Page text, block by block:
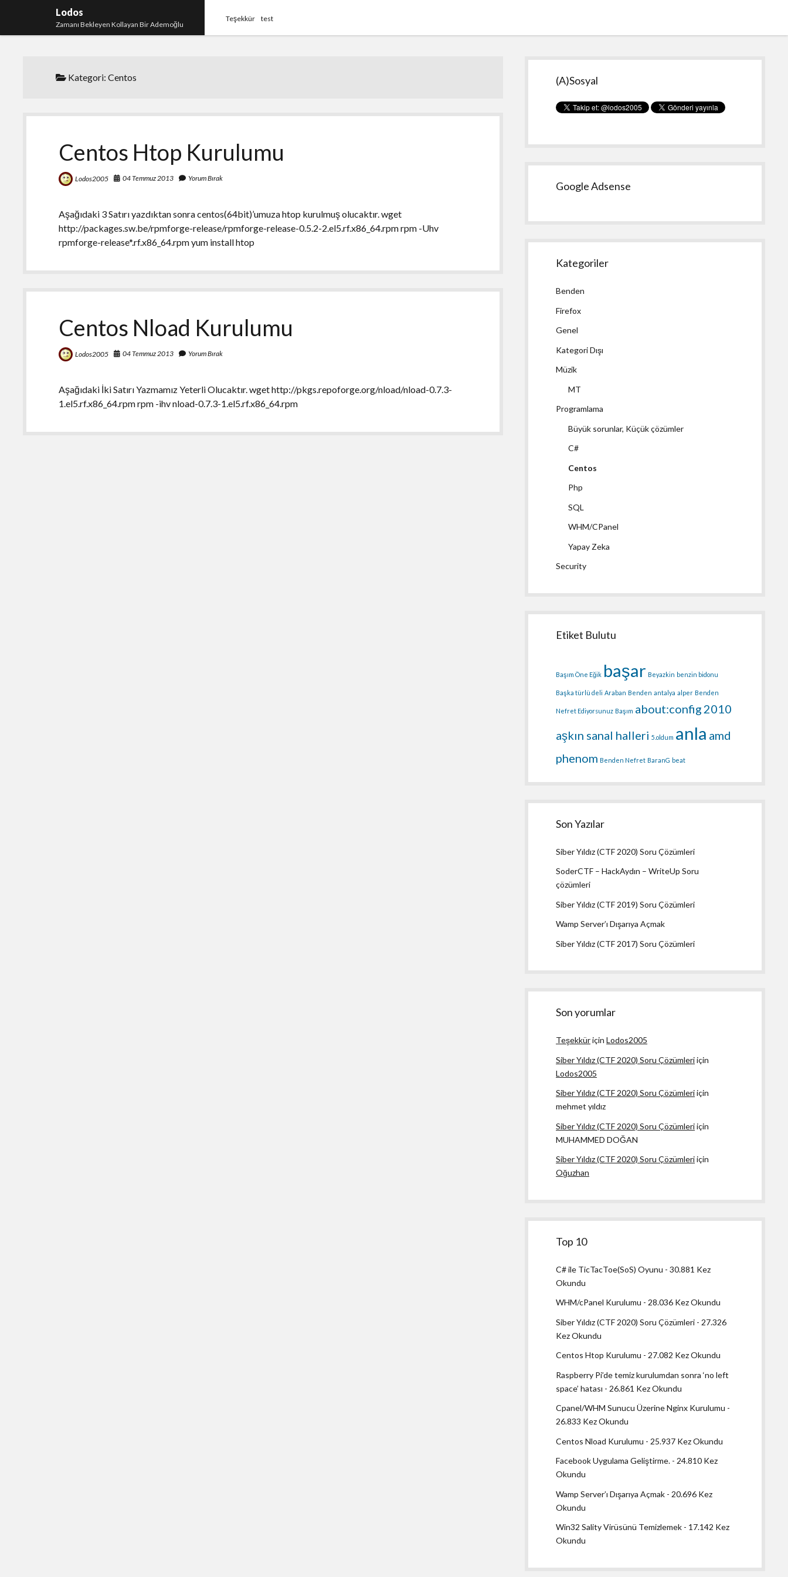
Lodos
Zamanı Bekleyen Kollayan Bir Ademoğlu
Teşekkür test
Kategori:Centos
Centos Htop Kurulumu
Lodos2005 04 Temmuz 2013 Yorum Bırak
Aşağıdaki 3 Satırı yazdıktan sonra centos(64bit)’umuza htop kurulmuş olucaktır. wget
http://packages.sw.be/rpmforge-release/rpmforge-release-0.5.2-2.el5.rf.x86_64.rpm rpm -Uhv
rpmforge-release*.rf.x86_64.rpm yum install htop
Centos Nload Kurulumu
Lodos2005 04 Temmuz 2013 Yorum Bırak
Aşağıdaki İki Satırı Yazmamız Yeterli Olucaktır. wget http://pkgs.repoforge.org/nload/nload-0.7.3-
1.el5.rf.x86_64.rpm rpm -ihv nload-0.7.3-1.el5.rf.x86_64.rpm
Yan
Menü
(A)Sosyal
Google Adsense
Kategoriler
Benden
Firefox
Genel
Kategori Dışı
Müzik
MT
Programlama
Büyük sorunlar, Küçük çözümler
C#
Centos
Php
SQL
WHM/CPanel
Yapay Zeka
Security
Etiket Bulutu
Başım Öne Eğik başar Beyazkin benzin bidonu
Başka türlü deli Araban Benden antalya alper Benden
Nefret Ediyorsunuz Başım about:config 2010
aşkın sanal halleri 5.oldum anla amd
phenom Benden Nefret BaranG beat
Son Yazılar
Siber Yıldız (CTF 2020) Soru Çözümleri
SoderCTF – HackAydın – WriteUp Soru
çözümleri
Siber Yıldız (CTF 2019) Soru Çözümleri
Wamp Server’ı Dışarıya Açmak
Siber Yıldız (CTF 2017) Soru Çözümleri
Son yorumlar
TeşekküriçinLodos2005
Siber Yıldız (CTF 2020) Soru Çözümleriiçin
Lodos2005
Siber Yıldız (CTF 2020) Soru Çözümleriiçin
mehmet yıldız
Siber Yıldız (CTF 2020) Soru Çözümleriiçin
MUHAMMED DOĞAN
Siber Yıldız (CTF 2020) Soru Çözümleriiçin
Oğuzhan
Top 10
C# ile TicTacToe(SoS) Oyunu - 30.881 Kez
Okundu
WHM/cPanel Kurulumu - 28.036 Kez Okundu
Siber Yıldız (CTF 2020) Soru Çözümleri - 27.326
Kez Okundu
Centos Htop Kurulumu - 27.082 Kez Okundu
Raspberry Pi’de temiz kurulumdan sonra ‘no left
space’ hatası - 26.861 Kez Okundu
Cpanel/WHM Sunucu Üzerine Nginx Kurulumu -
26.833 Kez Okundu
Centos Nload Kurulumu - 25.937 Kez Okundu
Facebook Uygulama Geliştirme. - 24.810 Kez
Okundu
Wamp Server’ı Dışarıya Açmak - 20.696 Kez
Okundu
Win32 Sality Virüsünü Temizlemek - 17.142 Kez
Okundu